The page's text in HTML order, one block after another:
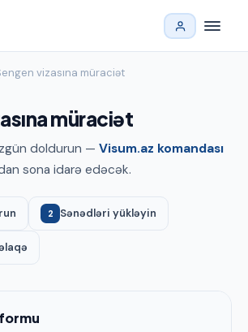
vizasına müraciət
müraciət
doldurun — Visum.az komandası
sona idarə edəcək.
2 Sənədləri yükləyin